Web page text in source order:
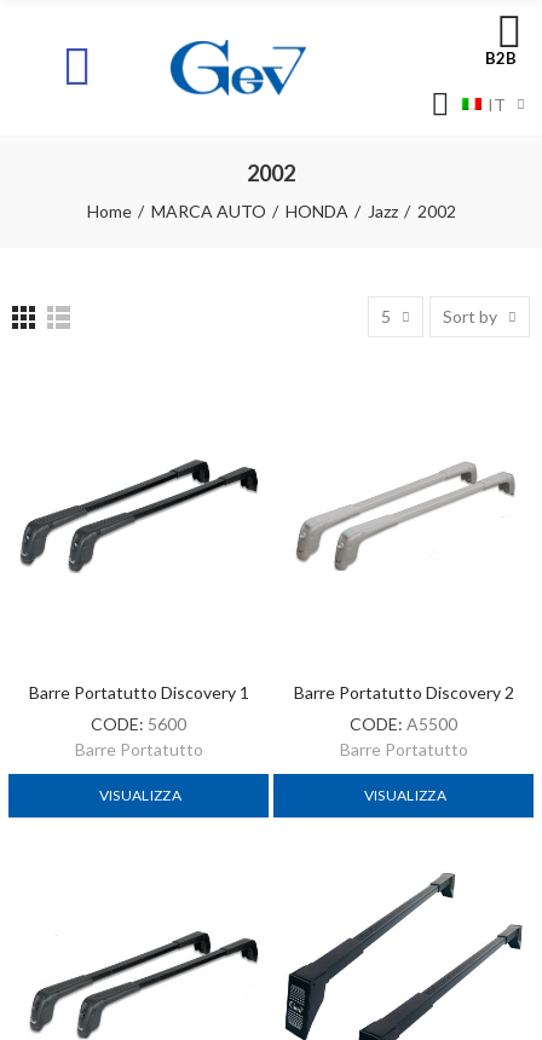
B2B
IT
2002
Home MARCA AUTO HONDA Jazz 2002
5 Sort by
Barre Portatutto Discovery 1
CODE: 5600
Barre Portatutto
VISUALIZZA
Barre Portatutto Discovery 2
CODE: A5500
Barre Portatutto
VISUALIZZA